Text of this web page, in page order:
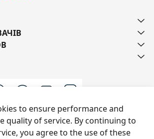
Напишіть нам
to ensure performance and
quality of service. By continuing to
you agree to the use of these